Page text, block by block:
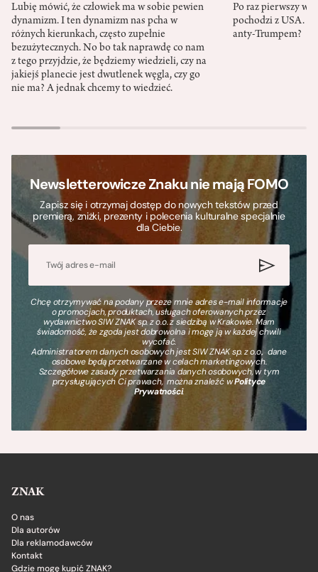
Lubię mówić, że człowiek ma w sobie pewien
dynamizm. I ten dynamizm nas pcha w
różnych kierunkach, często zupełnie
bezużytecznych. No bo tak naprawdę co nam
z tego przyjdzie, że będziemy wiedzieli, czy na
jakiejś planecie jest dwutlenek węgla, czy go
nie ma? A jednak chcemy to wiedzieć.
Po raz pierwszy w
pochodzi z USA.
anty-Trumpem?
Newsletterowicze Znaku nie mają FOMO
Zapisz się i otrzymaj dostęp do nowych tekstów przed
premierą, zniżki, prezenty i polecenia kulturalne specjalnie
dla Ciebie.
Chcę otrzymywać na podany przeze mnie adres e-mail informacje
o promocjach, produktach, usługach oferowanych przez
wydawnictwo SIW ZNAK sp. z o.o. z siedzibą w Krakowie. Mam
świadomość, że zgoda jest dobrowolna i mogę ją w każdej chwili
wycofać.
Administratorem danych osobowych jest SIW ZNAK sp. z o.o., dane
osobowe będą przetwarzane w celach marketingowych.
Szczegółowe zasady przetwarzania danych osobowych, w tym
przysługujących Ci prawach, można znaleźć wPolityce
Prywatności.
ZNAK
O nas
Dla autorów
Dla reklamodawców
Kontakt
Gdzie mogę kupić ZNAK?